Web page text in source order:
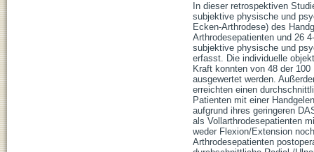
In dieser retrospektiven
subjektive physische und
Ecken-Arthrodese) des
Arthrodesepatienten und 26
subjektive physische und
erfasst. Die individuelle
Kraft konnten von 48 der
ausgewertet werden.
erreichten einen
Patienten mit einer
aufgrund ihres geringeren
als Vollarthrodesepatienten
weder Flexion/Extension
Arthrodesepatienten